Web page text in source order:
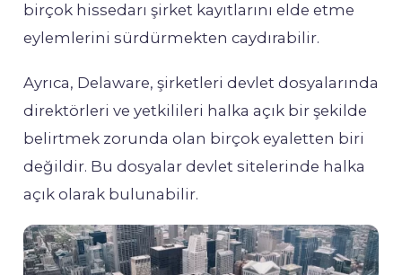
birçok hissedarı şirket kayıtlarını elde etme
eylemlerini sürdürmekten caydırabilir.
Ayrıca, Delaware, şirketleri devlet dosyalarında
direktörleri ve yetkilileri halka açık bir şekilde
belirtmek zorunda olan birçok eyaletten biri
değildir. Bu dosyalar devlet sitelerinde halka
açık olarak bulunabilir.